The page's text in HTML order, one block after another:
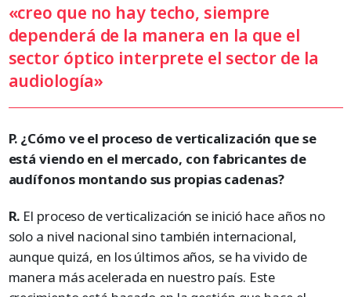
«creo que no hay techo, siempre
dependerá de la manera en la que el
sector óptico interprete el sector de la
audiología»
P. ¿Cómo ve el proceso de verticalización que se
está viendo en el mercado, con fabricantes de
audífonos montando sus propias cadenas?
R. El proceso de verticalización se inició hace años no
solo a nivel nacional sino también internacional,
aunque quizá, en los últimos años, se ha vivido de
manera más acelerada en nuestro país. Este